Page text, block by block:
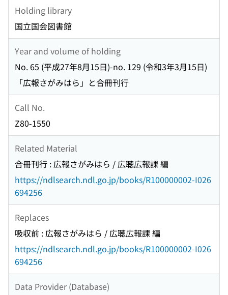
Holding library
国立国会図書館
Year and volume of holding
No. 65 (平成27年8月15日)-no. 129 (令和3年3月15日)
「広報さがみはら」と合冊刊行
Call No.
Z80-1550
Related Material
合冊刊行 : 広報さがみはら / 広聴広報課 編
https://ndlsearch.ndl.go.jp/books/R100000002-I026
694256
Replaces
吸収前 : 広報さがみはら / 広聴広報課 編
https://ndlsearch.ndl.go.jp/books/R100000002-I026
694256
Data Provider (Database)